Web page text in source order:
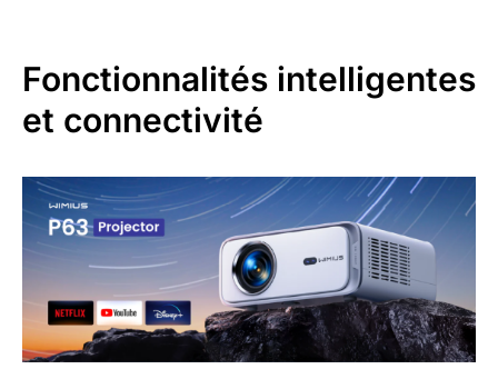
Fonctionnalités intelligentes
et connectivité